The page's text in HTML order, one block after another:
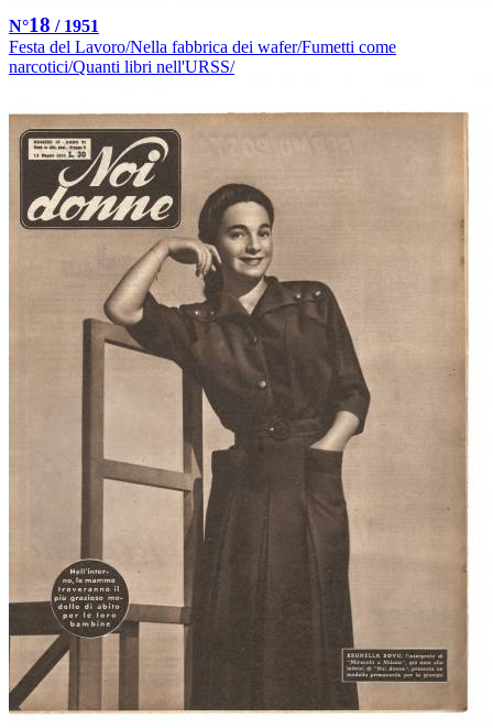
N°18 / 1951
Festa del Lavoro/Nella fabbrica dei wafer/Fumetti come
narcotici/Quanti libri nell'URSS/